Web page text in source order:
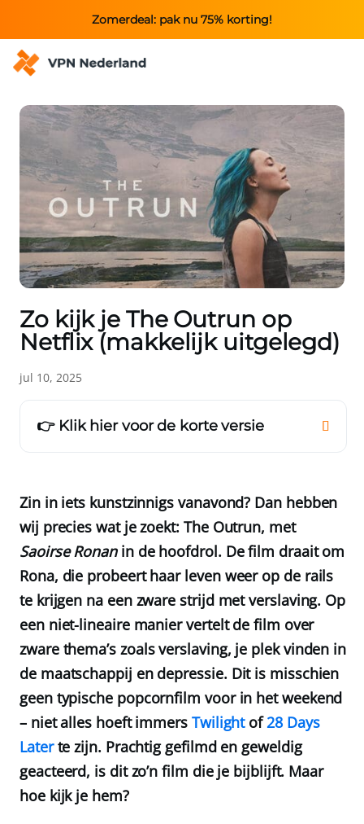
Zomerdeal: pak nu 75% korting!
Zo kijk je The Outrun op
Netflix (makkelijk uitgelegd)
jul 10, 2025
👉 Klik hier voor de korte versie
Zin in iets kunstzinnigs vanavond? Dan hebben
wij precies wat je zoekt: The Outrun, met
Saoirse Ronanin de hoofdrol. De film draait om
Rona, die probeert haar leven weer op de rails
te krijgen na een zware strijd met verslaving. Op
een niet-lineaire manier vertelt de film over
zware thema’s zoals verslaving, je plek vinden in
de maatschappij en depressie. Dit is misschien
geen typische popcornfilm voor in het weekend
– niet alles hoeft immers Twilightof28 Days
Laterte zijn. Prachtig gefilmd en geweldig
geacteerd, is dit zo’n film die je bijblijft. Maar
hoe kijk je hem?